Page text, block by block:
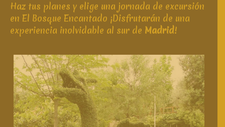
Haz tus planes y elige una jornada de excursión
en El Bosque Encantado ¡Disfrutarán de una
experiencia inolvidable al sur de Madrid!